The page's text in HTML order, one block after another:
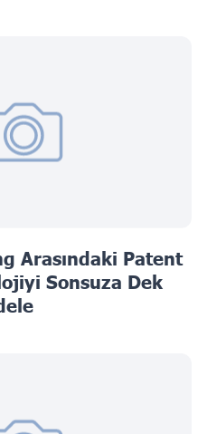
Arasındaki Patent
Sonsuza Dek